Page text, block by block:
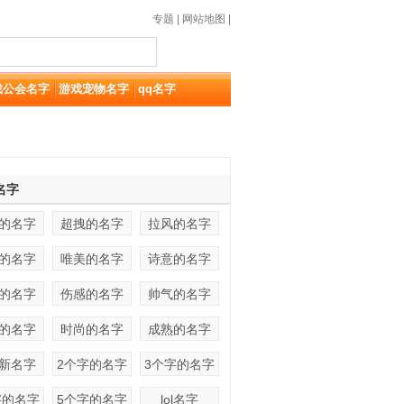
专题 网站地图
公会名字 游戏宠物名字 qq名字
字
名字 超拽的名字 拉风的名字
名字 唯美的名字 诗意的名字
名字 伤感的名字 帅气的名字
名字 时尚的名字 成熟的名字
名字 2个字的名字 3个字的名字
名字 5个字的名字 lol名字